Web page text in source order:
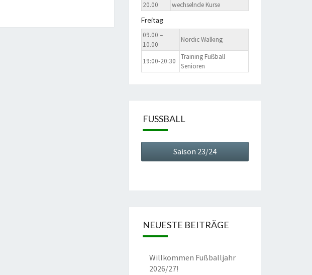
20.00
wechselnde Kurse
Freitag
09.00 –
10.00
Nordic Walking
19:00-20:30
Training Fußball
Senioren
FUSSBALL
Saison 23/24
NEUESTE BEITRÄGE
Willkommen Fußballjahr
2026/27!